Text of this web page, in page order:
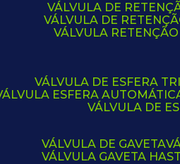
VÁLVULA DE
VÁLVULA DE
VÁLVULA
VÁLVULA DE ESFERA
VÁLVULA ESFERA
VÁLVULA DE
VÁLVULA DE GAVETA
VÁLVULA GAVETA